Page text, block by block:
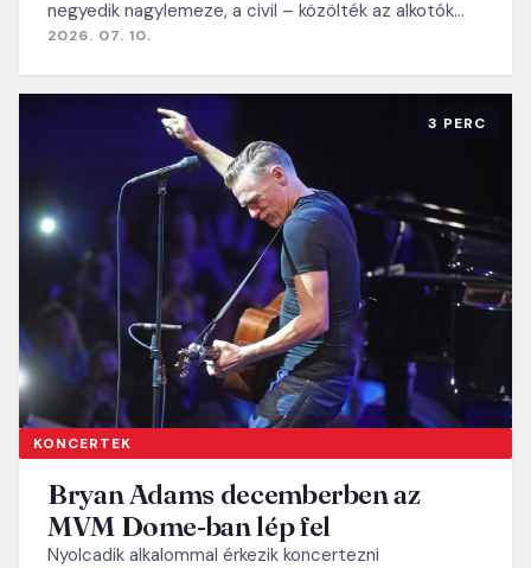
negyedik nagylemeze, a civil – közölték az alkotók…
2026. 07. 10.
KONCERTEK
3 PERC
Bryan Adams decemberben az
MVM Dome-ban lép fel
Nyolcadik alkalommal érkezik koncertezni